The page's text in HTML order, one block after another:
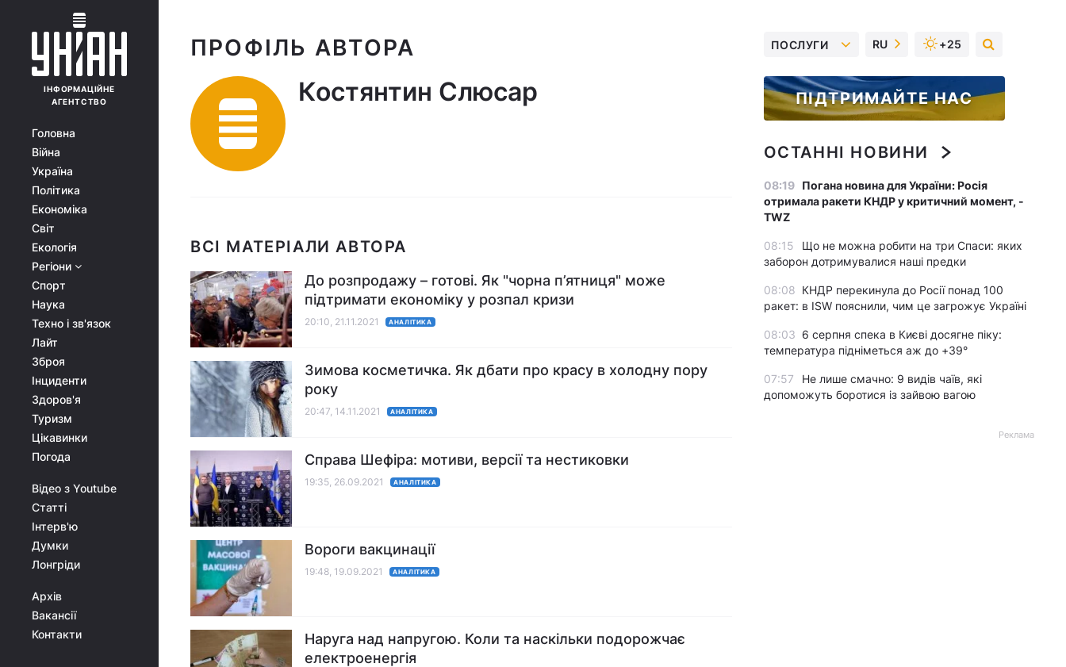
ІНФОРМАЦІЙНЕ
АГЕНТСТВО
Головна
Війна
Україна
Політика
Економіка
Світ
Екологія
Регіони
Спорт
Наука
Техно і зв'язок
Лайт
Зброя
Інциденти
Здоров'я
Туризм
Цікавинки
Погода
Відео з Youtube
Статті
Інтерв'ю
Думки
Лонгріди
Архів
Вакансії
Контакти
ПРОФІЛЬ АВТОРА
Костянтин Слюсар
ВСІ МАТЕРІАЛИ АВТОРА
До розпродажу – готові. Як "чорна п’ятниця" може
підтримати економіку у розпал кризи
20:10, 21.11.2021 АНАЛІТИКА
Зимова косметичка. Як дбати про красу в холодну пору
року
20:47, 14.11.2021 АНАЛІТИКА
Справа Шефіра: мотиви, версії та нестиковки
19:35, 26.09.2021 АНАЛІТИКА
Вороги вакцинації
19:48, 19.09.2021 АНАЛІТИКА
Наруга над напругою. Коли та наскільки подорожчає
електроенергія
ПОСЛУГИ RU +25
ПІДТРИМАЙТЕ НАС
ОСТАННІ НОВИНИ
08:19
Погана новина для України: Росія
отримала ракети КНДР у критичний момент, -
TWZ
08:15
Що не можна робити на три Спаси: яких
заборон дотримувалися наші предки
08:08 КНДР перекинула до Росії понад 100
ракет: в ISW пояснили, чим це загрожує Україні
08:03 6 серпня спека в Києві досягне піку:
температура підніметься аж до +39°
07:57
Не лише смачно: 9 видів чаїв, які
допоможуть боротися із зайвою вагою
Реклама